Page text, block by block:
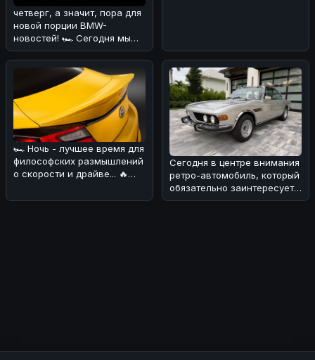
четверг, а значит, пора для
новой порции BMW-
новостей! 🏎 Сегодня мы
поговорим о довольно
курьёзном
🏎 Ночь - лучшее время для
философских размышлений
о скорости и драйве... 🔥
Сегодня в центре внимания
ретро-автомобиль, который
обязательно заинтересует
поклонников BMW! 🏎Речь